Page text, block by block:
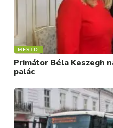
MESTO
Primátor Béla Keszegh
palác